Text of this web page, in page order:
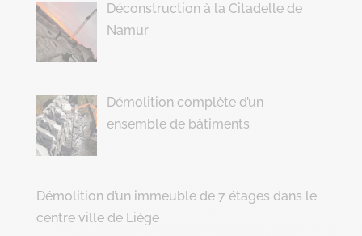
Déconstruction à la Citadelle de
Namur
Démolition complète d’un
ensemble de bâtiments
Démolition d’un immeuble de 7 étages dans le
centre ville de Liège